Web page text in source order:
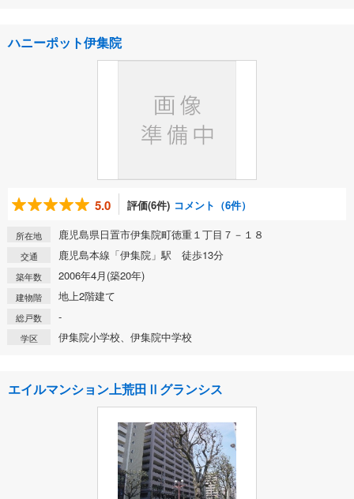
ハニーポット伊集院
5.0 評価(6件) コメント（6件）
所在地 鹿児島県日置市伊集院町徳重１丁目７－１８
交通 鹿児島本線「伊集院」駅 徒歩13分
築年数 2006年4月(築20年)
建物階 地上2階建て
総戸数 -
学区 伊集院小学校、伊集院中学校
エイルマンション上荒田Ⅱグランシス